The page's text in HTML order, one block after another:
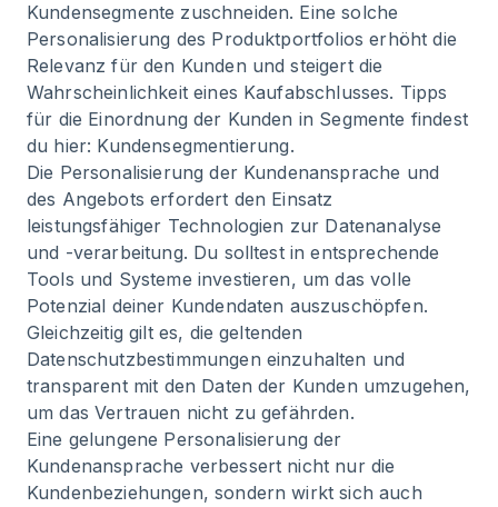
Kundensegmente zuschneiden. Eine solche
Personalisierung des Produktportfolios erhöht die
Relevanz für den Kunden und steigert die
Wahrscheinlichkeit eines Kaufabschlusses. Tipps
für die Einordnung der Kunden in Segmente findest
du hier: Kundensegmentierung.
Die Personalisierung der Kundenansprache und
des Angebots erfordert den Einsatz
leistungsfähiger Technologien zur Datenanalyse
und -verarbeitung. Du solltest in entsprechende
Tools und Systeme investieren, um das volle
Potenzial deiner Kundendaten auszuschöpfen.
Gleichzeitig gilt es, die geltenden
Datenschutzbestimmungen einzuhalten und
transparent mit den Daten der Kunden umzugehen,
um das Vertrauen nicht zu gefährden.
Eine gelungene Personalisierung der
Kundenansprache verbessert nicht nur die
Kundenbeziehungen, sondern wirkt sich auch